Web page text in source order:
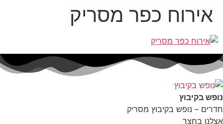
אירוח כפר מסריק
נופש בקיבוץ
חדרים – נופש בקיבוץ מסריק
אצלנו בחצר